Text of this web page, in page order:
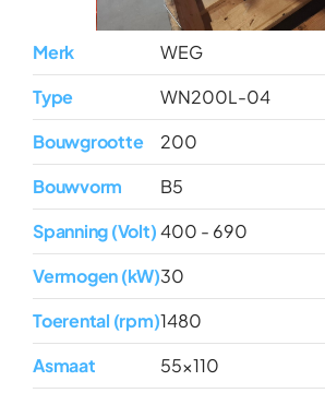
Merk
WEG
Type
WN200L-04
Bouwgrootte
200
Bouwvorm
B5
Spanning (Volt)400 - 690
Vermogen (kW)30
Toerental (rpm)1480
Asmaat
55x110